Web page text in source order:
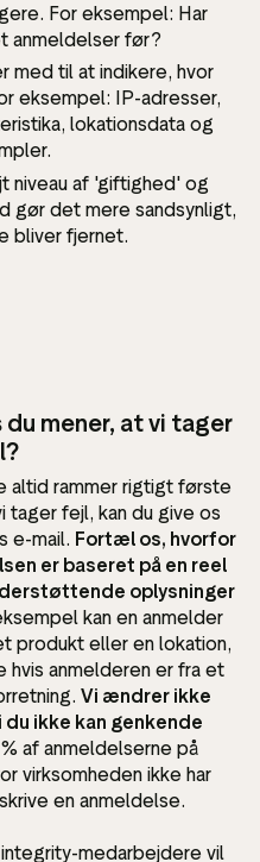
For eksempel: Har
anmeldelser før?
med til at indikere, hvor
eksempel: IP-adresser,
lokationsdata og
niveau af 'giftighed' og
gør det mere sandsynligt,
bliver fjernet.
du mener, at vi tager
altid rammer rigtigt første
tager fejl, kan du give os
e-mail. Fortæl os, hvorfor
er baseret på en reel
oplysninger
kan en anmelder
produkt eller en lokation,
hvis anmelderen er fra et
Vi ændrer ikke
ikke kan genkende
af anmeldelserne på
virksomheden ikke har
en anmeldelse.
medarbejdere vil